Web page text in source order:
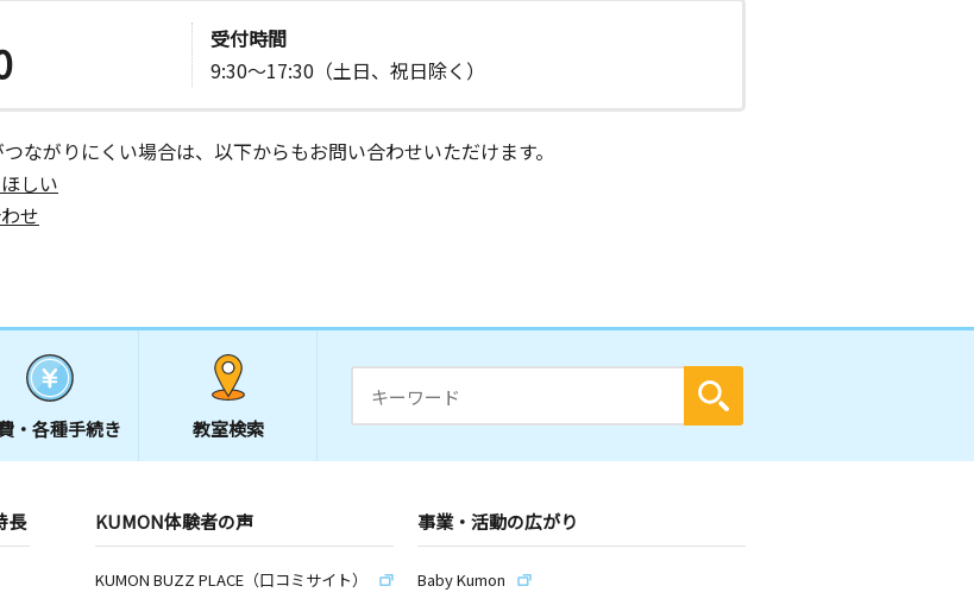
受付時間
9:30～17:30（土日、祝日除く）
ながりにくい場合は、以下からもお問い合わせいただけます。
しい
せ
・ 各種手続き 教室検索
長 KUMON体験者の声
KUMON BUZZ PLACE（口コミサイト）
事業・活動の広がり
Baby Kumon